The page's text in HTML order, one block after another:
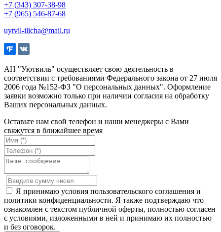
+7 (343) 307-38-98
+7 (965) 546-87-68
uytvil-ilicha@mail.ru
АН "Уютвиль" осуществляет свою деятельность в
соответствии с требованиями Федерального закона от 27 июля
2006 года №152-ФЗ "О персональных данных". Оформление
заявки возможно только при наличии согласия на обработку
Ваших персональных данных.
Оставьте нам свой телефон и наши менеджеры с Вами
свяжутся в ближайшее время
Я принимаю условия пользовательского соглашения и
политики конфиденциальности. Я также подтверждаю что
ознакомлен с текстом публичной оферты, полностью согласен
с условиями, изложенными в ней и принимаю их полностью
и без оговорок.